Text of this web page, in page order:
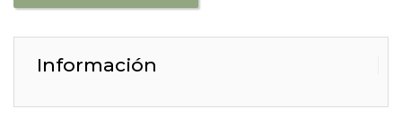
Información